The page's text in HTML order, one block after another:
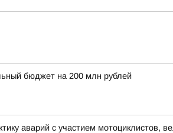
бюджет на 200 млн рублей
аварий с участием мотоциклистов,